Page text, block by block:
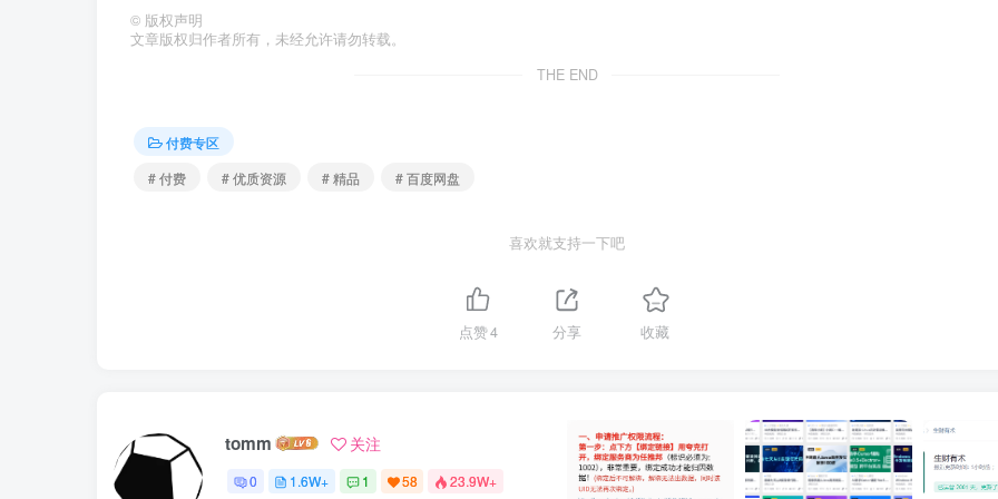
© 版权声明
文章版权归作者所有，未经允许请勿转载。
THE END
付费专区
# 付费
# 优质资源 # 精品 # 百度网盘
喜欢就支持一下吧
点赞4 分享 收藏
tomm 关注
0 1.6W+ 1 58 23.9W+